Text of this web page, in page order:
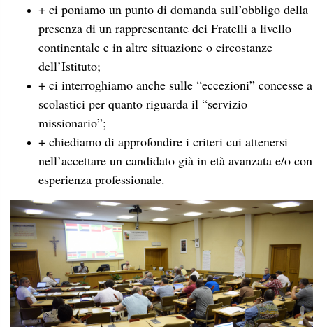
+ ci poniamo un punto di domanda sull’obbligo della
presenza di un rappresentante dei Fratelli a livello
continentale e in altre situazione o circostanze
dell’Istituto;
+ ci interroghiamo anche sulle “eccezioni” concesse a
scolastici per quanto riguarda il “servizio
missionario”;
+ chiediamo di approfondire i criteri cui attenersi
nell’accettare un candidato già in età avanzata e/o con
esperienza professionale.